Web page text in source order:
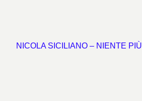
NICOLA SICILIANO – NIENTE PIÙ